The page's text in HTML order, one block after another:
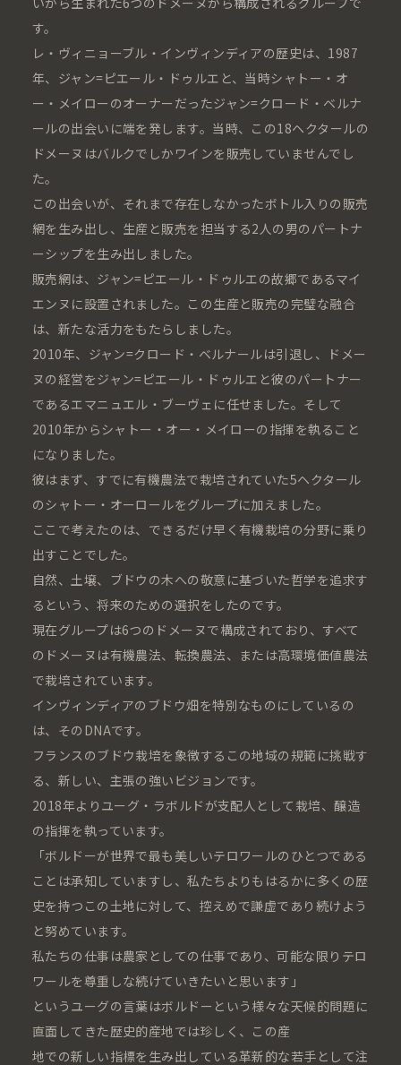
す。
レ・ヴィニョーブル・インヴィンディアの歴史は、1987
年、ジャン=ピエール・ドゥルエと、当時シャトー・オ
ー・メイローのオーナーだったジャン=クロード・ベルナ
ールの出会いに端を発します。当時、この18ヘクタールの
ドメーヌはバルクでしかワインを販売していませんでし
た。
この出会いが、それまで存在しなかったボトル入りの販売
網を生み出し、生産と販売を担当する2人の男のパートナ
ーシップを生み出しました。
販売網は、ジャン=ピエール・ドゥルエの故郷であるマイ
エンヌに設置されました。この生産と販売の完璧な融合
は、新たな活力をもたらしました。
2010年、ジャン=クロード・ベルナールは引退し、ドメー
ヌの経営をジャン=ピエール・ドゥルエと彼のパートナー
であるエマニュエル・ブーヴェに任せました。そして
2010年からシャトー・オー・メイローの指揮を執ること
になりました。
彼はまず、すでに有機農法で栽培されていた5ヘクタール
のシャトー・オーロールをグループに加えました。
ここで考えたのは、できるだけ早く有機栽培の分野に乗り
出すことでした。
自然、土壌、ブドウの木への敬意に基づいた哲学を追求す
るという、将来のための選択をしたのです。
現在グループは6つのドメーヌで構成されており、すべて
のドメーヌは有機農法、転換農法、または高環境価値農法
で栽培されています。
インヴィンディアのブドウ畑を特別なものにしているの
は、そのDNAです。
フランスのブドウ栽培を象徴するこの地域の規範に挑戦す
る、新しい、主張の強いビジョンです。
2018年よりユーグ・ラボルドが支配人として栽培、醸造
の指揮を執っています。
「ボルドーが世界で最も美しいテロワールのひとつである
ことは承知していますし、私たちよりもはるかに多くの歴
史を持つこの土地に対して、控えめで謙虚であり続けよう
と努めています。
私たちの仕事は農家としての仕事であり、可能な限りテロ
ワールを尊重しな続けていきたいと思います」
というユーグの言葉はボルドーという様々な天候的問題に
直面してきた歴史的産地では珍しく、この産
地での新しい指標を生み出している革新的な若手として注